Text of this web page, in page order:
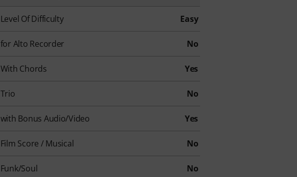
Level Of Difficulty Easy
for Alto Recorder No
With Chords Yes
Trio No
with Bonus Audio/Video Yes
Film Score / Musical No
Funk/Soul No